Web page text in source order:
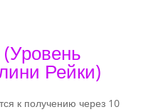
Рейки)
к получению через 10